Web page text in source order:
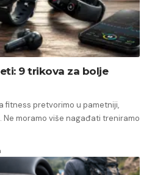
9 trikova za bolje
fitness pretvorimo u pametniji,
Ne moramo više nagađati treniramo